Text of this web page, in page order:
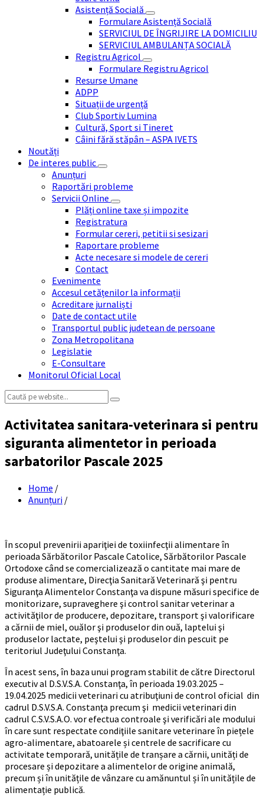
Asistență Socială
Formulare Asistență Socială
SERVICIUL DE ÎNGRIJIRE LA DOMICILIU
SERVICIUL AMBULANȚA SOCIALĂ
Registru Agricol
Formulare Registru Agricol
Resurse Umane
ADPP
Situații de urgență
Club Sportiv Lumina
Cultură, Sport si Tineret
Câini fără stăpân – ASPA IVETS
Noutăți
De interes public
Anunțuri
Raportări probleme
Servicii Online
Plăți online taxe și impozite
Registratura
Formular cereri, petitii si sesizari
Raportare probleme
Acte necesare si modele de cereri
Contact
Evenimente
Accesul cetățenilor la informații
Acreditare jurnaliști
Date de contact utile
Transportul public judetean de persoane
Zona Metropolitana
Legislatie
E-Consultare
Monitorul Oficial Local
Search:
Activitatea sanitara-veterinara si pentru
siguranta alimentetor in perioada
sarbatorilor Pascale 2025
Home /
Anunțuri /
În scopul prevenirii apariţiei de toxiinfecţii alimentare în
perioada Sărbătorilor Pascale Catolice, Sărbătorilor Pascale
Ortodoxe când se comercializează o cantitate mai mare de
produse alimentare, Direcţia Sanitară Veterinară şi pentru
Siguranţa Alimentelor Constanţa va dispune măsuri specifice de
monitorizare, supraveghere şi control sanitar veterinar a
activităţilor de producere, depozitare, transport şi valorificare
a cărnii de miel, ouălor şi produselor din ouă, laptelui şi
produselor lactate, peştelui şi produselor din pescuit pe
teritoriul Judeţului Constanţa.
În acest sens, în baza unui program stabilit de către Directorul
executiv al D.S.V.S.A. Constanţa, în perioada 19.03.2025 –
19.04.2025 medicii veterinari cu atribuţiuni de control oficial din
cadrul D.S.V.S.A. Constanţa precum şi medicii veterinari din
cadrul C.S.V.S.A.O. vor efectua controale şi verificări ale modului
în care sunt respectate condiţiile sanitare veterinare în piețele
agro-alimentare, abatoarele și centrele de sacrificare cu
activitate temporară, unitățile de tranșare a cărnii, unități de
procesare și depozitare a alimentelor de origine animală,
precum și în unitățile de vânzare cu amănuntul și în unitățile de
alimentație publică.